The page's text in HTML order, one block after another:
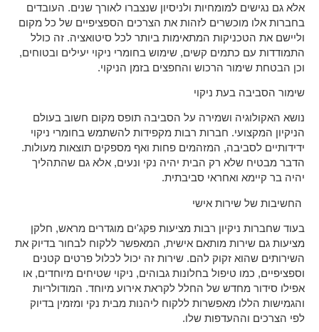
אלא גם נגישים למומחיות ולניסיון שנצברו לאורך שנים. העובדים
בחברות אלו מוכשרים לזהות את הצרכים הספציפיים של כל מקום
וליישם את הטכניקות המתאימות ביותר לכל סיטואציה. זה כולל
התמודדות עם כתמים קשים, שימוש בחומרי ניקוי יעילים ובטוחים,
וכן הבטחת שימור הרכוש והחפצים בזמן הניקוי.
שימור הסביבה בעת ניקוי
נושא האקולוגיה ושמירה על הסביבה תופס מקום חשוב בעולם
הניקיון המקצועי. חברות רבות מקפידות להשתמש בחומרי ניקוי
ידידותיים לסביבה, המזהמים פחות ואף מספקים תוצאות מעולות.
הדבר מבטיח שלא רק הבית יהיה נקי ונעים, אלא גם שהתהליך
יהיה בר קיימא ואחראי סביבתית.
החשיבות של שירות אישי
בעוד שחברות ניקיון רבות מציעות פקג'ים מוגדרים מראש, חלקן
מציעות גם שירות מותאם אישית, המאפשר ללקוח לבחור בדיוק את
השירותים שהוא זקוק להם. שירות זה יכול לכלול פרטים קטנים
וספציפיים, כמו טיפול בחלונות גבוהים, ניקוי שטיחים מיוחדים, או
אפילו סידור מחדש של החלל לקראת אירוע מיוחד. המודולריות
והגמישות הללו מאפשרות ללקוח ליהנות מבית נקי ומזמין בדיוק
לפי הצרכים וההעדפות שלו.